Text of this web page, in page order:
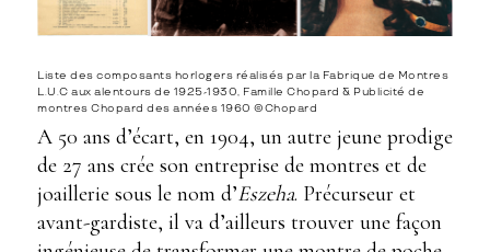
Liste des composants horlogers réalisés par la Fabrique de Montres
L.U.C aux alentours de 1925-1930, Famille Chopard & Publicité de
montres Chopard des années 1960 ©Chopard
A 50 ans d’écart, en 1904, un autre jeune prodige
de 27 ans crée son entreprise de montres et de
joaillerie sous le nom d’Eszeha. Précurseur et
avant-gardiste, il va d’ailleurs trouver une façon